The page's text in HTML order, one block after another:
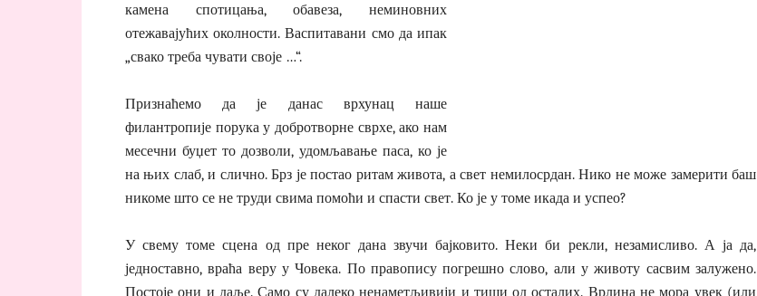
камена спотицања, обавеза, неминовних
отежавајућих околности. Васпитавани смо да ипак
„свако треба чувати своје …“.
Признаћемо да је данас врхунац наше
филантропије порука у добротворне сврхе, ако нам
месечни буџет то дозволи, удомљавање паса, ко је
на њих слаб, и слично. Брз је постао ритам живота, а свет немилосрдан. Нико не може замерити баш
никоме што се не труди свима помоћи и спасти свет. Ко је у томе икада и успео?
У свему томе сцена од пре неког дана звучи бајковито. Неки би рекли, незамисливо. А ја да,
једноставно, враћа веру у Човека. По правопису погрешно слово, али у животу сасвим залужено.
Постоје они и даље. Само су далеко ненаметљивији и тиши од осталих. Врлина не мора увек (или